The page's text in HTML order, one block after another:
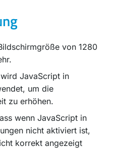
von 1280
JavaScript in
um die
zu erhöhen.
wenn JavaScript in
nicht aktiviert ist,
korrekt angezeigt